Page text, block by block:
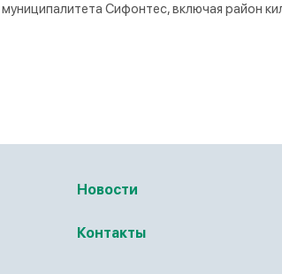
Сифонтес, включая район
Новости
Контакты